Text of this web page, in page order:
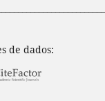
de dados: